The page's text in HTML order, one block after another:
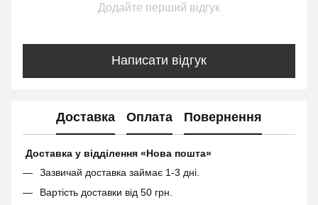
Додайте перший відгук
Написати відгук
Доставка Оплата Повернення
Доставка у відділення «Нова пошта»
Зазвичай доставка займає 1-3 дні.
Вартість доставки від 50 грн.